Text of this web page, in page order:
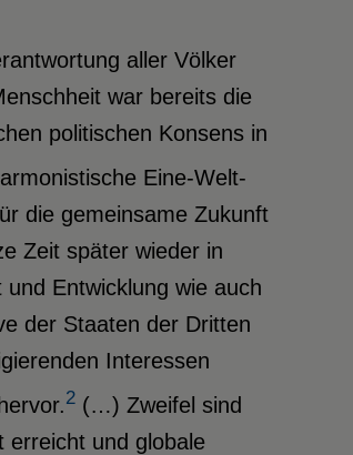
aller Völker
war bereits die
politischen Konsens in
Eine-Welt-
die gemeinsame Zukunft
Zeit später wieder in
Entwicklung wie auch
der Staaten der Dritten
Interessen
2(…) Zweifel sind
erreicht und globale